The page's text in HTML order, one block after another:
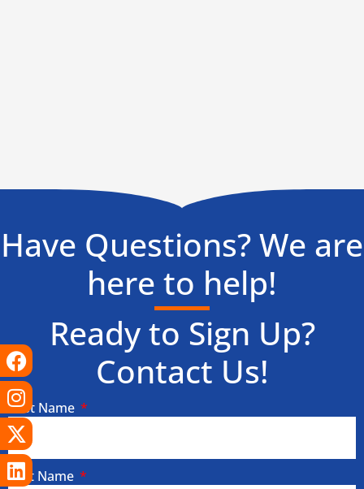
Have Questions? We are
here to help!
Ready to Sign Up?
Contact Us!
First Name
Last Name
Facebook
Instagram
X-
twitter
Linkedin
Tiktok
Youtube